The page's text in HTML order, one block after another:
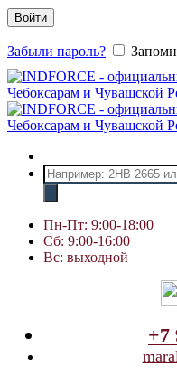
Войти
Забыли пароль?
Поиск
товаров
Пн-Пт: 9:00-18:00
Сб: 9:00-16:00
Вс: выходной
+7